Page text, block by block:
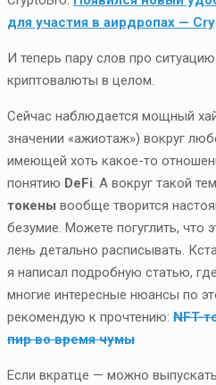
для участия в аирдропах —
И теперь пару слов про
криптовалюты в целом.
Сейчас наблюдается мощный
значении «ажиотаж») вокруг
имеющей хоть какое-то
понятию DeFi. А вокруг такой
токены вообще творится
безумие. Можете погуглить, что
лень детально расписывать.
я написал подробную статью,
многие интересные нюансы по
рекомендую к прочтению: NFT-
пир во время чумы
Если вкратце — можно выпускать